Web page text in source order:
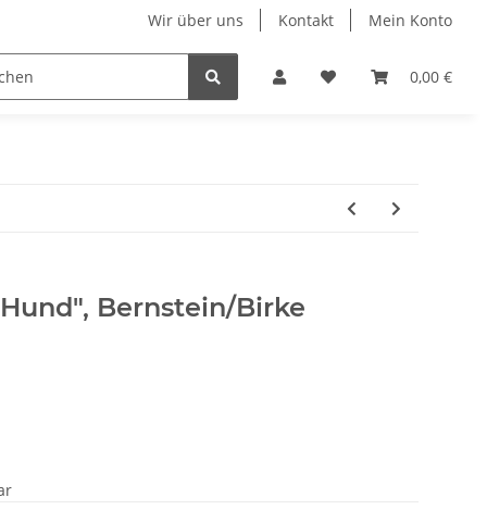
Wir über uns Kontakt Mein Konto
0,00 €
Hundehalsbänder Ketten & Colliers
Bernstein/Birke